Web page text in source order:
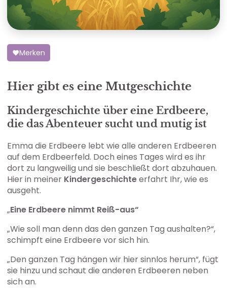
Merken
Hier gibt es eine Mutgeschichte
Kindergeschichte über eine Erdbeere,
die das Abenteuer sucht und mutig ist
Emma die Erdbeere lebt wie alle anderen Erdbeeren
auf dem Erdbeerfeld. Doch eines Tages wird es ihr
dort zu langweilig und sie beschließt dort abzuhauen.
Hier in meiner Kindergeschichteerfahrt Ihr, wie es
ausgeht.
„Eine Erdbeere nimmt Reiß-aus“
„Wie soll man denn das den ganzen Tag aushalten?“,
schimpft eine Erdbeere vor sich hin.
„Den ganzen Tag hängen wir hier sinnlos herum“, fügt
sie hinzu und schaut die anderen Erdbeeren neben
sich an.